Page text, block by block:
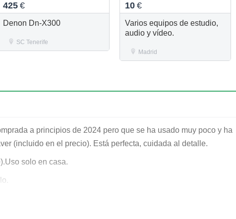
425 €
Denon Dn-X300
SC Tenerife
10 €
Varios equipos de estudio,
audio y vídeo.
Madrid
a principios de 2024 pero que se ha usado muy poco y ha
(incluido en el precio). Está perfecta, cuidada al detalle.
solo en casa.